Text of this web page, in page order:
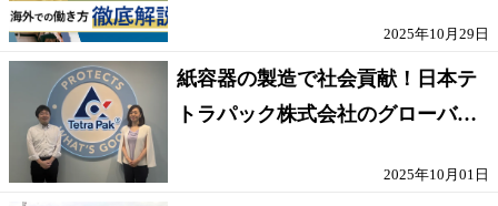
2025年10月29日
紙容器の製造で社会貢献！日本テ
トラパック株式会社のグローバル
2025年10月01日